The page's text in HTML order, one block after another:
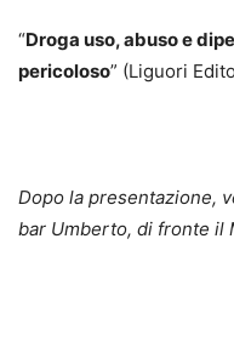
“Droga uso, abuso e
pericoloso” (Liguori
Dopo la presentazione,
bar Umberto, di fronte il